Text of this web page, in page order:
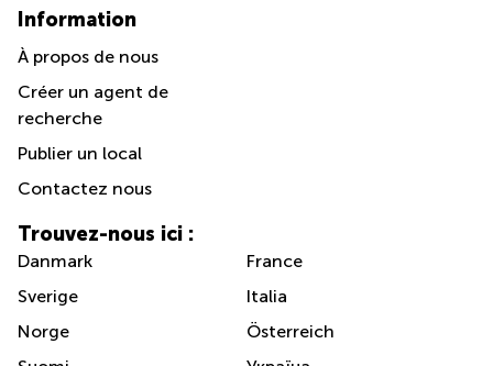
Information
À propos de nous
Créer un agent de
recherche
Publier un local
Contactez nous
Trouvez-nous ici :
Danmark
Sverige
Norge
France
Italia
Österreich